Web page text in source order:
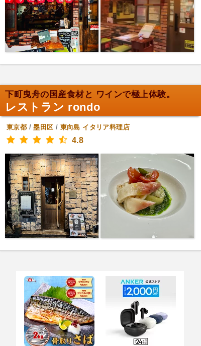
下町曳舟の国産食材と ワインで極上体験。
レストラン rondo
東京都 /墨田区 / 東向島 イタリア料理店
4.8